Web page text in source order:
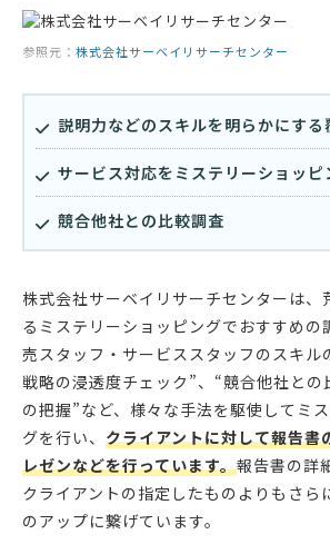
参照元： 株式会社サーベイリサーチセンター
説明力などのスキルを明らかにする
サービス対応をミステリーショッピ
競合他社との比較調査
株式会社サーベイリサーチセンターは、
るミステリーショッピングでおすすめの
売スタッフ・サービススタッフのスキル
戦略の浸透度チェック”、“競合他社との
の把握”など、様々な手法を駆使してミ
グを行い、 クライアントに対して報告書
レゼンなどを行っています。報告書の詳
クライアントの指定したものよりもさら
のアップに繋げています。